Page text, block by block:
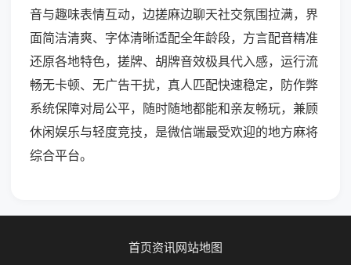
音与趣味表情互动，边搓麻边聊天社交氛围拉满，界
面简洁清爽、字体清晰适配全年龄段，方言配音精准
还原各地特色，搓牌、胡牌音效极具代入感，运行流
畅无卡顿、无广告干扰，真人匹配快速稳定，防作弊
系统保障对局公平，随时随地都能和亲友畅玩，兼顾
休闲娱乐与轻度竞技，是微信端最受欢迎的地方麻将
综合平台。
首页资讯网站地图